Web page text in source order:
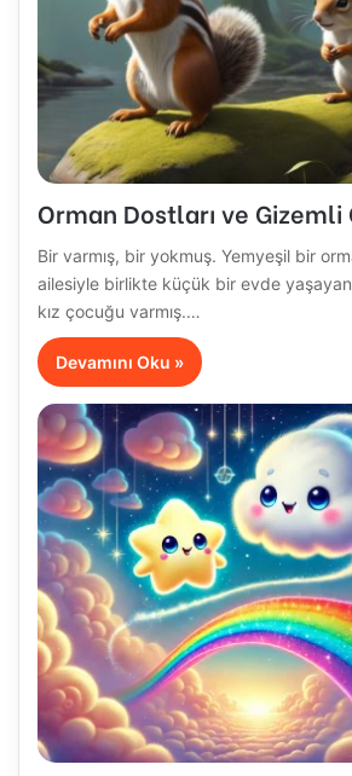
Orman Dostları ve
Bir varmış, bir yokmuş. Yemyeşil bir
ailesiyle birlikte küçük bir evde
kız çocuğu varmış.…
Devamını Oku »